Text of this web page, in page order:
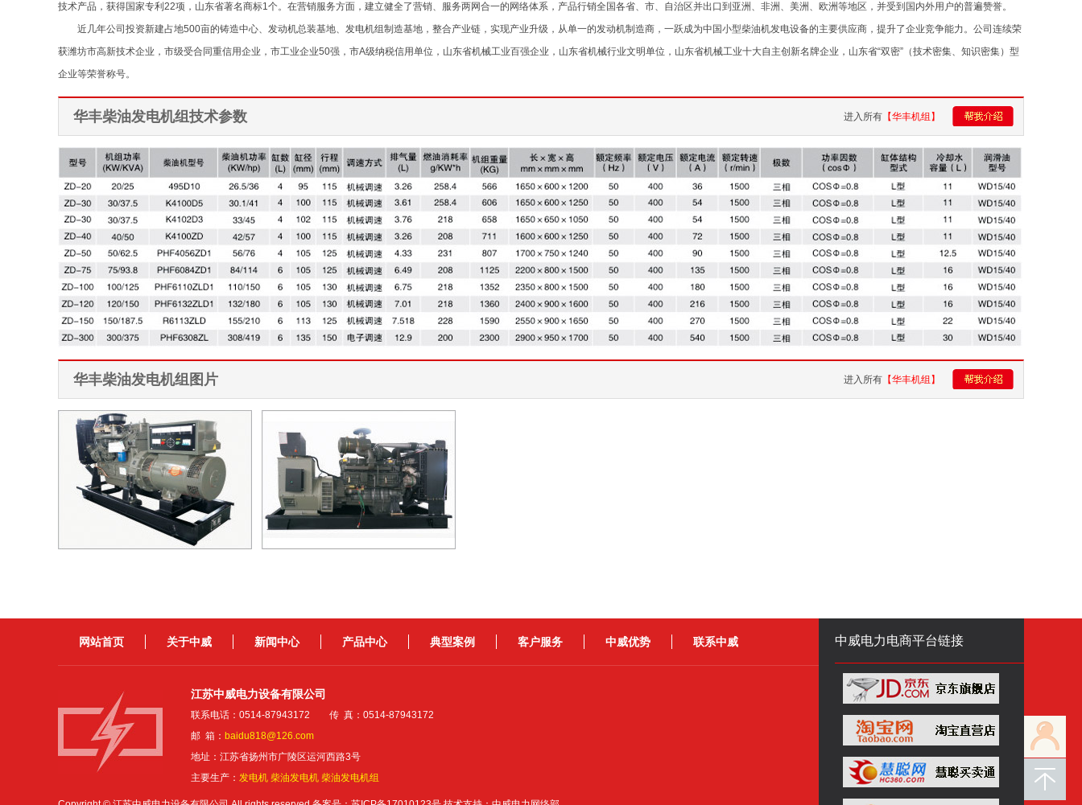
技术产品，获得国家专利22项，山东省著名商标1个。在营销服务方面，建立健全了营销、服务两网合一的网络体系，产品行销全国各省、市、自治区并出口到亚洲、非洲、美洲、欧洲等地区，并受到国内外用户的普遍赞誉。
近几年公司投资新建占地500亩的铸造中心、发动机总装基地、发电机组制造基地，整合产业链，实现产业升级，从单一的发动机制造商，一跃成为中国小型柴油机发电设备的主要供应商，提升了企业竞争能力。公司连续荣
获潍坊市高新技术企业，市级受合同重信用企业，市工业企业50强，市A级纳税信用单位，山东省机械工业百强企业，山东省机械行业文明单位，山东省机械工业十大自主创新名牌企业，山东省“双密”（技术密集、知识密集）型
企业等荣誉称号。
进入所有 【华丰机组】
华丰柴油发电机组技术参数
进入所有 【华丰机组】
华丰柴油发电机组图片
网站首页 关于中威 新闻中心 产品中心 典型案例 客户服务 中威优势 联系中威
江苏中威电力设备有限公司
联系电话：0514-87943172 传 真：0514-87943172
邮 箱： baidu818@126.com
地址：江苏省扬州市广陵区运河西路3号
主要生产： 发电机 柴油发电机 柴油发电机组
中威电力电商平台链接